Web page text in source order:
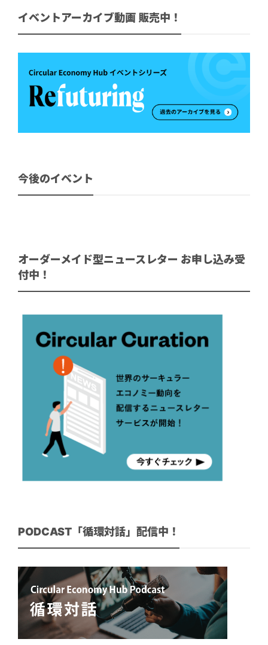
イベントアーカイブ動画 販売中！
今後のイベント
オーダーメイド型ニュースレター お申し込み受
付中！
PODCAST「循環対話」配信中！